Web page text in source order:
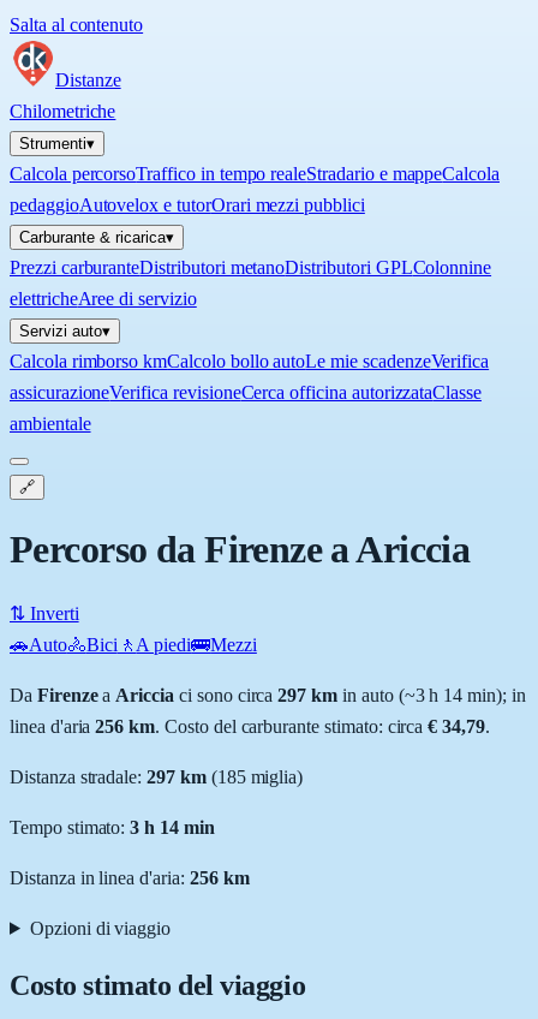
Salta al contenuto
Distanze
Chilometriche
Strumenti▾
Calcola percorsoTraffico in tempo realeStradario e mappeCalcola
pedaggioAutovelox e tutorOrari mezzi pubblici
Carburante & ricarica▾
Prezzi carburanteDistributori metanoDistributori GPLColonnine
elettricheAree di servizio
Servizi auto▾
Calcola rimborso kmCalcolo bollo autoLe mie scadenzeVerifica
assicurazioneVerifica revisioneCerca officina autorizzataClasse
ambientale
🔗
Percorso da Firenze a Ariccia
⇅ Inverti
🚗Auto🚴Bici 🚶 A piedi🚌Mezzi
Da Firenzea Ariccia ci sono circa 297 km in auto (~3 h 14 min); in
linea d'aria256 km. Costo del carburante stimato: circa € 34,79.
Distanza stradale:297km (185miglia)
Tempo stimato:3 h 14 min
Distanza in linea d'aria: 256km
Opzioni di viaggio
Costo stimato del viaggio